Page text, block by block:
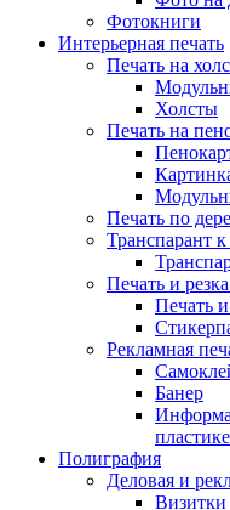
Фотокниги
Интерьерная печать
Печать на
Холсты
Печать на
Печать по
Транспарант
Печать и
Печать
Рекламная
Банер
пластике
Полиграфия
Деловая и
Визитки